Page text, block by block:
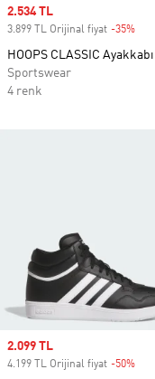
Sale price
2.534 TL
3.899 TL Orijinal fiyat -35%
HOOPS CLASSIC Ayakkabı
Sportswear
4 renk
Sale price
2.099 TL
4.199 TL Orijinal fiyat -50%